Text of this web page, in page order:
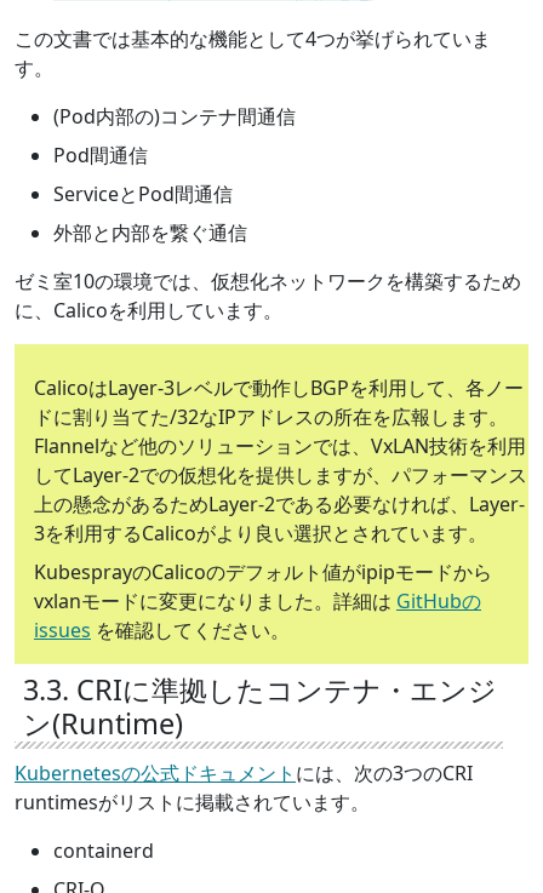
この文書では基本的な機能として4つが挙げられていま
す。
(Pod内部の)コンテナ間通信
Pod間通信
ServiceとPod間通信
外部と内部を繋ぐ通信
ゼミ室10の環境では、仮想化ネットワークを構築するため
に、Calicoを利用しています。
CalicoはLayer-3レベルで動作しBGPを利用して、各ノー
ドに割り当てた/32なIPアドレスの所在を広報します。
Flannelなど他のソリューションでは、VxLAN技術を利用
してLayer-2での仮想化を提供しますが、パフォーマンス
上の懸念があるためLayer-2である必要なければ、Layer-
3を利用するCalicoがより良い選択とされています。
KubesprayのCalicoのデフォルト値がipipモードから
vxlanモードに変更になりました。詳細は GitHubの
issues を確認してください。
3.3. CRIに準拠したコンテナ・エンジ
ン(Runtime)
Kubernetesの公式ドキュメント には、次の3つのCRI
runtimesがリストに掲載されています。
containerd